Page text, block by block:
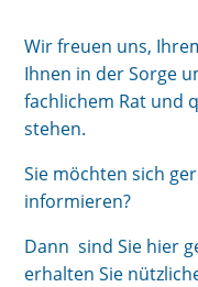
Wir freuen uns,
Ihnen in der Sorge
fachlichem Rat und
stehen.
Sie möchten sich
informieren?
Dann sind Sie hier
erhalten Sie